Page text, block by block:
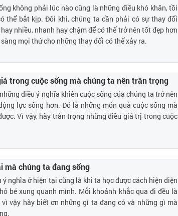
không phải lúc nào cũng là những điều khó khăn, tồi
thể bắt kịp. Đôi khi, chúng ta cần phải có sự thay đổi
nhiều, nhanh hay chậm để có thể trở nên tốt đẹp hơn
mọi thứ cho những thay đổi có thể xảy ra.
trong cuộc sống mà chúng ta nên trân trọng
điều ý nghĩa khiến cuộc sống của chúng ta trở nên
lực sống hơn. Đó là những món quà cuộc sống mà
Vì vậy, hãy trân trọng những điều giá trị trong cuộc
mà chúng ta đang sống
nghĩa ở hiện tại cũng là khi ta học được cách hiện diện
bé xung quanh mình. Mỗi khoảnh khắc qua đi đều là
vậy hãy biết ơn những gì ta đang có và những gì mà